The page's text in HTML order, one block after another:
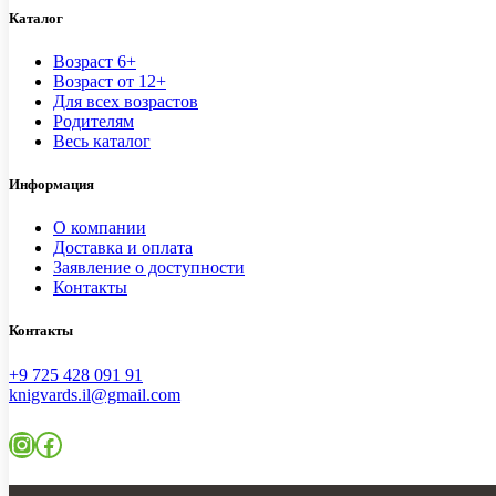
Каталог
Возраст 6+
Возраст от 12+
Для всех возрастов
Родителям
Весь каталог
Информация
О компании
Доставка и оплата
Заявление о доступности
Контакты
Контакты
+9 725 428 091 91
knigvards.il@gmail.com
Instagram
Facebook